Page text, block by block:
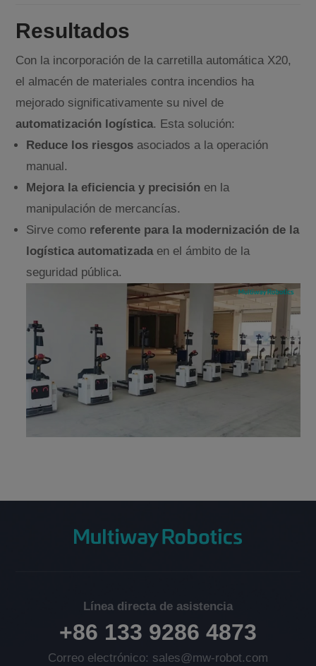
Resultados
Con la incorporación de la carretilla automática X20,
el almacén de materiales contra incendios ha
mejorado significativamente su nivel de
automatización logística. Esta solución:
Reduce los riesgos asociados a la operación
manual.
Mejora la eficiencia y precisión en la
manipulación de mercancías.
Sirve como referente para la modernización de la
logística automatizada en el ámbito de la
seguridad pública.
Línea directa de asistencia
+86 133 9286 4873
Correo electrónico: sales@mw-robot.com